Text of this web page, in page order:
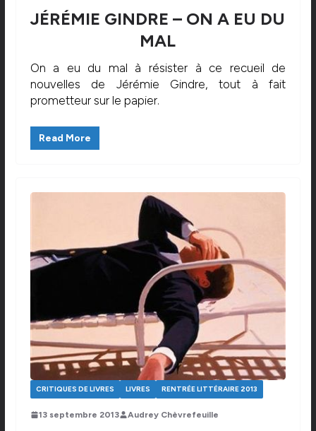
JÉRÉMIE GINDRE – ON A EU DU
MAL
On a eu du mal à résister à ce recueil de
nouvelles de Jérémie Gindre, tout à fait
prometteur sur le papier.
Read More
CRITIQUES DE LIVRES LIVRES RENTRÉE LITTÉRAIRE 2013
13 septembre 2013 Audrey Chèvrefeuille